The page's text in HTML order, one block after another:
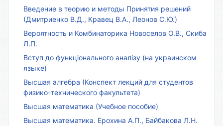
Введение в теорию и методы Принятия решений
(Дмитриенко В.Д., Кравец В.А., Леонов С.Ю.)
Вероятность и Комбинаторика Новоселов О.В., Скиба
Л.П.
Вступ до функціонального аналізу (на украинском
языке)
Высшая алгебра (Конспект лекций для студентов
физико-технического факультета)
Высшая математика (Учебное пособие)
Высшая математика. Ерохина А.П., Байбакова Л.Н.